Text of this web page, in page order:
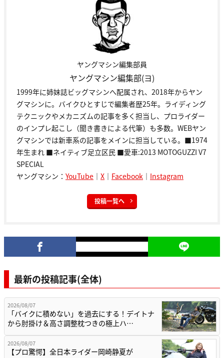
ヤングマシン編集部員
ヤングマシン編集部(ヨ)
1999年に姉妹誌ビッグマシンへ配属され、2018年からヤン
グマシンに。バイクひとすじで編集者歴25年。ライディング
テクニックやメカニズムの記事を多く担当し、プロライダー
のインプレ起こし（聞き書きによる代筆）も多数。WEBヤン
グマシンでは新車系の記事をメインに担当している。■1974
年生まれ ■ネイティブ足立区民 ■愛車:2013 MOTOGUZZI V7
SPECIAL
ヤングマシン： YouTube ｜ X ｜ Facebook ｜ Instagram
投稿一覧へ
最新の投稿記事(全体)
2026/08/07
「バイクに積めない」を過去にする！デイトナ
から肘掛け＆高さ調整枕つきの極上ハ…
2026/08/07
【プロ驚愕】全日本ライダー岡崎静夏が